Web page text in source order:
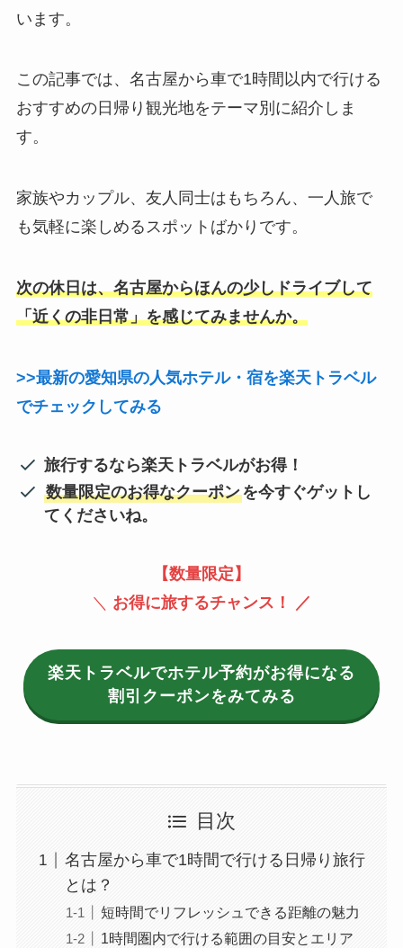
います。
この記事では、名古屋から車で1時間以内で行ける
おすすめの日帰り観光地をテーマ別に紹介しま
す。
家族やカップル、友人同士はもちろん、一人旅で
も気軽に楽しめるスポットばかりです。
次の休日は、名古屋からほんの少しドライブして
「近くの非日常」を感じてみませんか。
>>最新の愛知県の人気ホテル・宿を楽天トラベル
でチェックしてみる
旅行するなら楽天トラベルがお得！
数量限定のお得なクーポンを今すぐゲットし
てくださいね。
【数量限定】
＼ お得に旅するチャンス！ ／
楽天トラベルでホテル予約がお得になる
割引クーポンをみてみる
目次
名古屋から車で1時間で行ける日帰り旅行
とは？
短時間でリフレッシュできる距離の魅力
1時間圏内で行ける範囲の目安とエリア